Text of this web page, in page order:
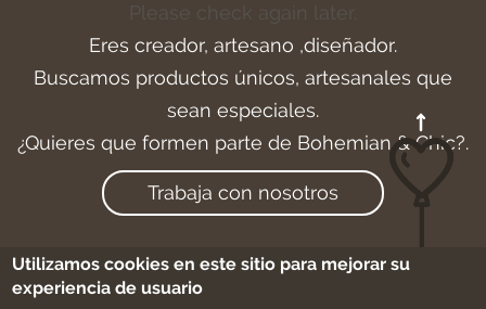
Please check again later.
Eres creador, artesano ,diseñador.
Buscamos productos únicos, artesanales que
sean especiales.
¿Quieres que formen parte de Bohemian & Chic?.
Trabaja con nosotros
Aviso legal-Cookies
Utilizamos cookies en este sitio para mejorar su
experiencia de usuario